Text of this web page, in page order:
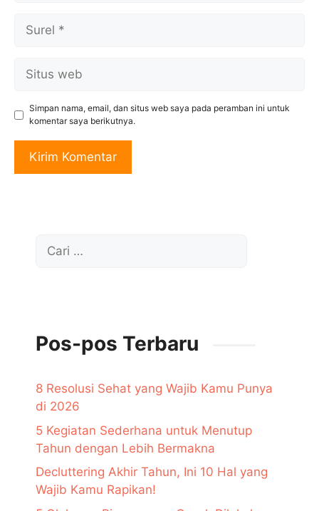
Surel
Situs
web
Simpan nama, email, dan situs web saya pada peramban ini untuk
komentar saya berikutnya.
Cari
Pos-pos Terbaru
8 Resolusi Sehat yang Wajib Kamu Punya
di 2026
5 Kegiatan Sederhana untuk Menutup
Tahun dengan Lebih Bermakna
Decluttering Akhir Tahun, Ini 10 Hal yang
Wajib Kamu Rapikan!